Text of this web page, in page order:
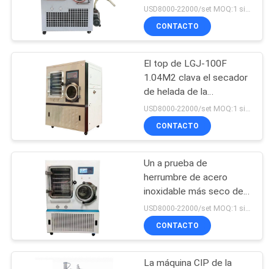
MAPA
PRIVACY
POLICY
TGA DSC
Instrumental
térmico
12
Calorímetro de la
exploración
diferencial
deshidratador de helada
del laboratorio del CE ISO
Bonnin
USD8000-22000/set MOQ:1 sistema
CONTACTO
El top de LGJ-100F
1.04M2 clava el secador
de helada de la
calefacción de aceite de
silicón de Situ de poco
ruido
CONTACTO
Un a prueba de
herrumbre de acero
inoxidable más seco del
equipo del liofilizador de
helada del laboratorio del
GMP
CONTACTO
La máquina CIP de la